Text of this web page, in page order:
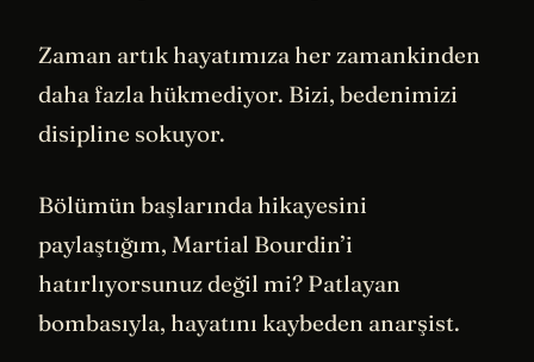
Zaman artık hayatımıza her zamankinden
daha fazla hükmediyor. Bizi, bedenimizi
disipline sokuyor.
Bölümün başlarında hikayesini
paylaştığım, Martial Bourdin’i
hatırlıyorsunuz değil mi? Patlayan
bombasıyla, hayatını kaybeden anarşist.